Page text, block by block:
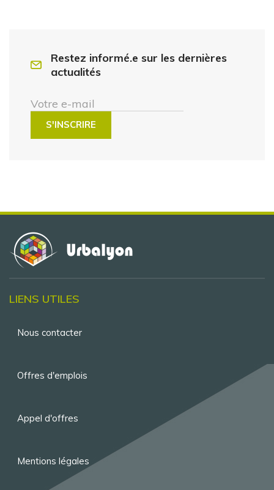
Restez informé.e sur les dernières
actualités
Votre e-mail
LIENS UTILES
Menu
de
Nous contacter
Offres d'emplois
Appel d'offres
Mentions légales